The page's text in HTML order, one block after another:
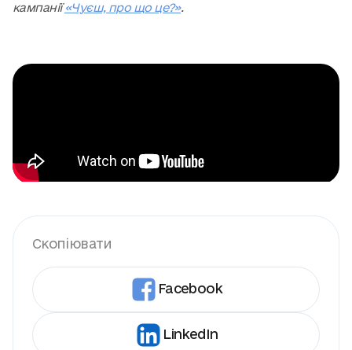
кампанії«Чуєш, про що це?».
Скопіювати
Facebook
LinkedIn